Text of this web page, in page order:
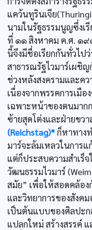
แคว้นทูรินเจีย
นามในรัฐธรรมนูญซึ่งเ
ที่ ๑๑ สิงหาคม ค.ศ. ๑
นี้จึงมีชื่อเรียกกันทั่วไป
สาธารณรัฐไวมาร์เผชิ
ช่วงหลังสงครามและคว
เนื่องจากพรรคการเมื
เฉพาะหน้าของตนมาก
ซ้ายสุดโต่งและฝ่ายขว
(Reichstag)*ก็หาทาง
มาร์จะล้มเหลวในการ
แต่ก็ประสบความสำเร็
วัฒนธรรมไวมาร์
สมัย” เพื่อให้สอดคล้อง
และวิทยาการของสังค
เป็นต้นแบบของศิลปะก
แปลกใหม่ สร้างสรรค์